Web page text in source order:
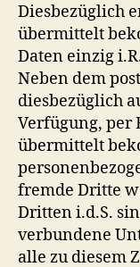
Diesbezüglich
übermittelt
Daten einzig
Neben dem
diesbezüglich
Verfügung, per
übermittelt
fremde Dritte
Dritten i.d.S.
verbundene
alle zu diesem